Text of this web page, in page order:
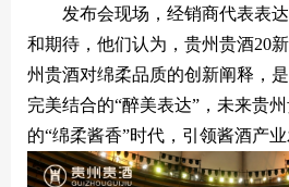
发布会现场，经销商代表表达
和期待，他们认为，贵州贵酒20
州贵酒对绵柔品质的创新阐释，
完美结合的“醉美表达”，未来贵
的“绵柔酱香”时代，引领酱酒产业